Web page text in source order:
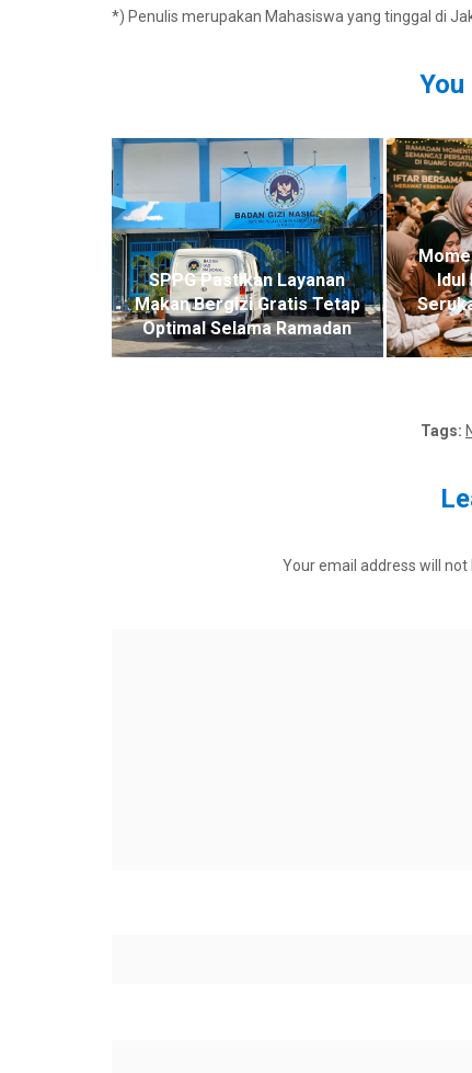
*) Penulis merupakan Mahasiswa yang tinggal di
SPPG Pastikan Layanan
Makan Bergizi Gratis Tetap
Optimal Selama Ramadan
Idul
Tags:
Your email address will not